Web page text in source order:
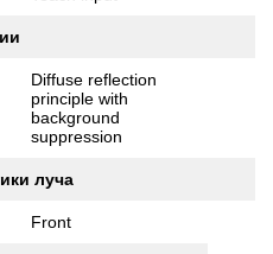
Diffuse reflection
principle with
background
suppression
луча
Front